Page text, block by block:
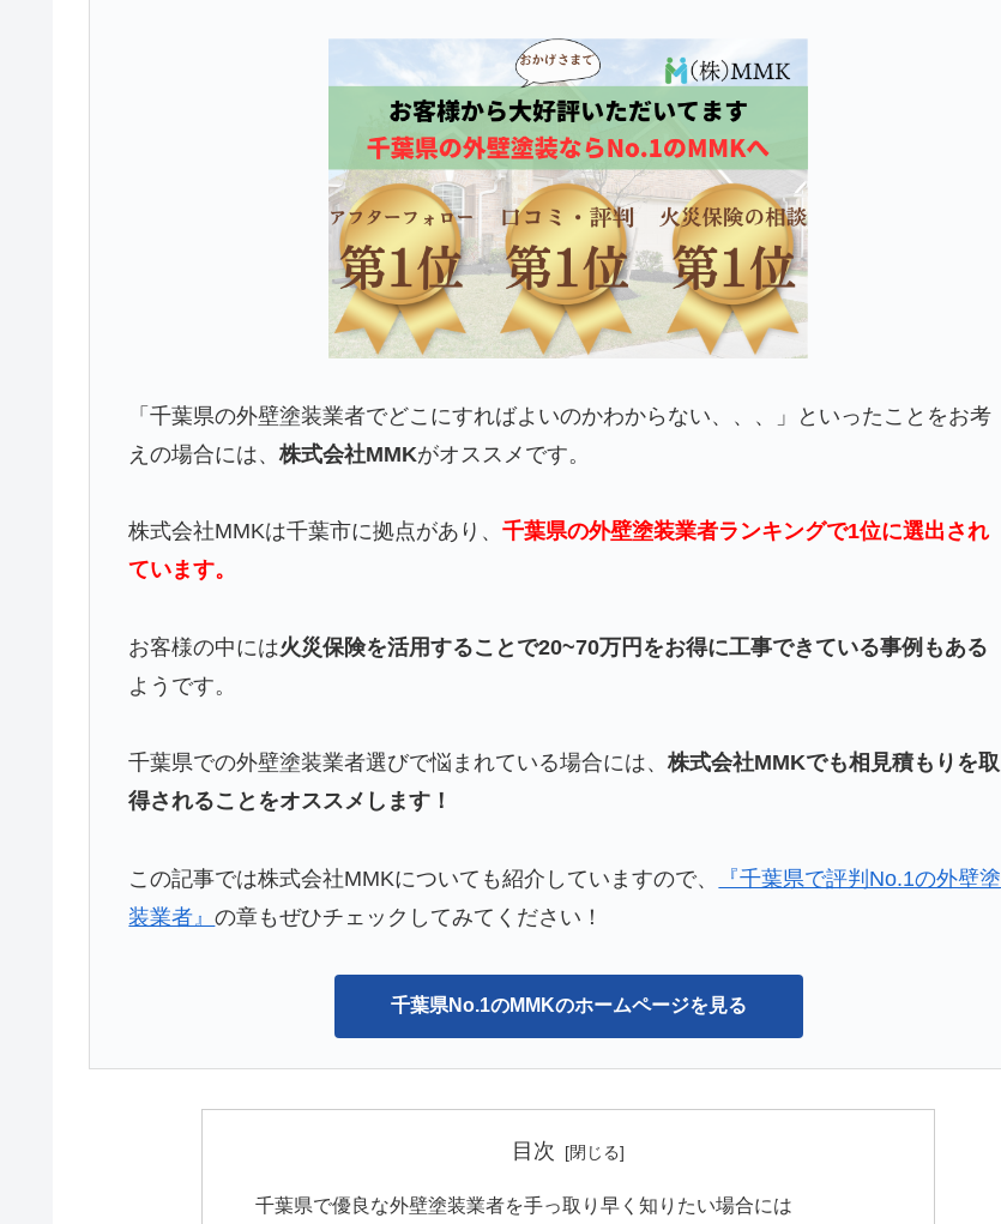
「千葉県の外壁塗装業者でどこにすればよいのかわからない、、、」といったことをお考
えの場合には、株式会社MMKがオススメです。
株式会社MMKは千葉市に拠点があり、千葉県の外壁塗装業者ランキングで1位に選出され
ています。
お客様の中には火災保険を活用することで20~70万円をお得に工事できている事例もある
ようです。
千葉県での外壁塗装業者選びで悩まれている場合には、株式会社MMKでも相見積もりを取
得されることをオススメします！
この記事では株式会社MMKについても紹介していますので、
『千葉県で評判No.1の外壁塗
装業者』の章もぜひチェックしてみてください！
千葉県No.1のMMKのホームページを見る
目次
千葉県で優良な外壁塗装業者を手っ取り早く知りたい場合には